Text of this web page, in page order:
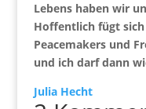
Lebens haben wir
Hoffentlich fügt sich
Peacemakers und
und ich darf dann
Julia Hecht